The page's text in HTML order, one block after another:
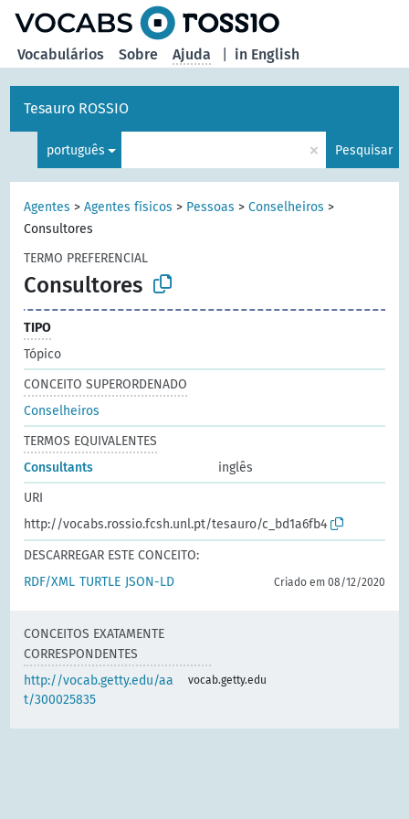
in English
Vocabulários Sobre Ajuda
Tesauro ROSSIO
português × Pesquisar
Agentes >Agentes físicos > Pessoas >Conselheiros >
Consultores
TERMO PREFERENCIAL
Consultores
TIPO
Tópico
CONCEITO SUPERORDENADO
Conselheiros
TERMOS EQUIVALENTES
Consultants
inglês
URI
http://vocabs.rossio.fcsh.unl.pt/tesauro/c_bd1a6fb4
DESCARREGAR ESTE CONCEITO:
RDF/XML TURTLE JSON-LD Criado em 08/12/2020
CONCEITOS EXATAMENTE
CORRESPONDENTES
http://vocab.getty.edu/aa
t/300025835
vocab.getty.edu